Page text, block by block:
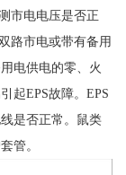
市电电压是否正
路市电或带有备用
电供电的零、火
起EPS故障。EPS
是否正常。鼠类
管。